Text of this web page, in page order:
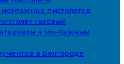
монтажных пистолетов
газовый
к монтажным
в Белгороде